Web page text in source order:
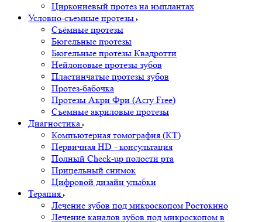
Циркониевый протез на имплантах
Условно-съемные протезы
Съёмные протезы
Бюгельные протезы
Бюгельные протезы Квадротти
Нейлоновые протезы зубов
Пластинчатые протезы зубов
Протез-бабочка
Протезы Акри Фри (Acry Free)
Съемные акриловые протезы
Диагностика
Компьютерная томография (КТ)
Первичная HD - консультация
Полный Check-up полости рта
Прицельный снимок
Цифровой дизайн улыбки
Терапия
Лечение зубов под микроскопом Ростокино
Лечение каналов зубов под микроскопом в